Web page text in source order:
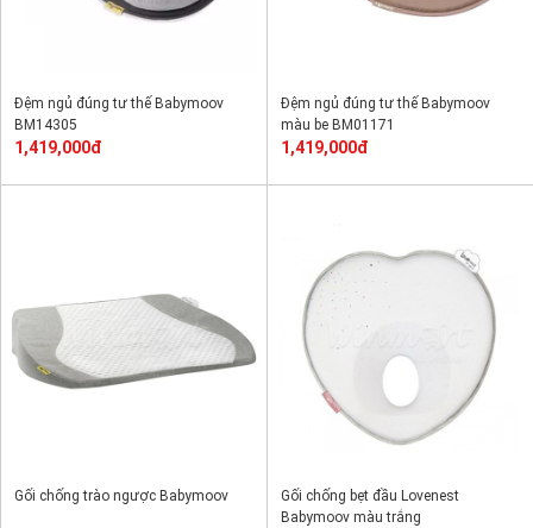
Đệm ngủ đúng tư thế Babymoov
BM14305
1,419,000đ
Đệm ngủ đúng tư thế Babymoov
màu be BM01171
1,419,000đ
Gối chống trào ngược Babymoov
Gối chống bẹt đầu Lovenest
Babymoov màu trắng